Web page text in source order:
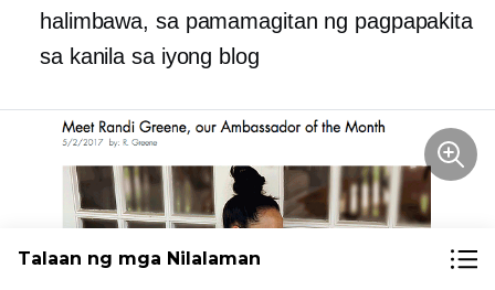
halimbawa, sa pamamagitan ng pagpapakita
sa kanila sa iyong blog
Talaan ng mga Nilalaman